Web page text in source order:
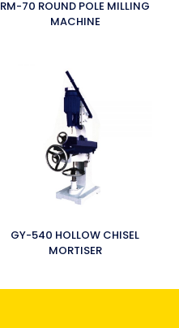
RM-70 ROUND POLE MILLING
MACHINE
GY-540 HOLLOW CHISEL
MORTISER